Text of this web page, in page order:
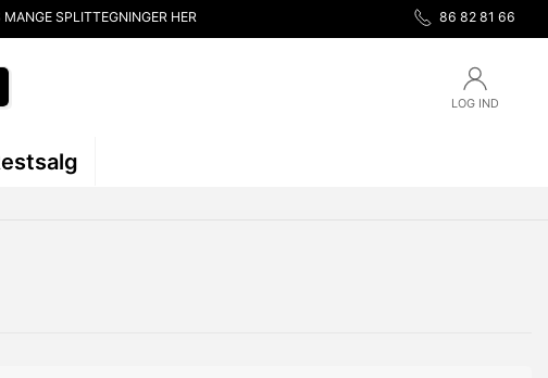
MANGE SPLITTEGNINGER HER 86 82 81 66
LOG IND